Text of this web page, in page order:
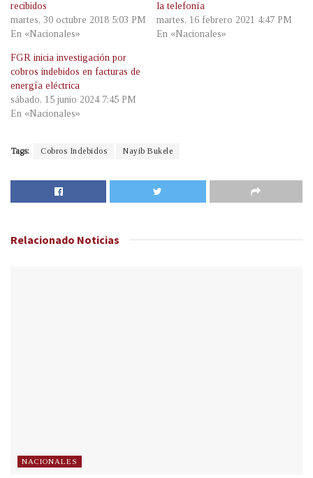
recibidos
martes, 30 octubre 2018 5:03 PM
En «Nacionales»
la telefonía
martes, 16 febrero 2021 4:47 PM
En «Nacionales»
FGR inicia investigación por
cobros indebidos en facturas de
energía eléctrica
sábado, 15 junio 2024 7:45 PM
En «Nacionales»
Tags: Cobros Indebidos Nayib Bukele
Relacionado Noticias
NACIONALES